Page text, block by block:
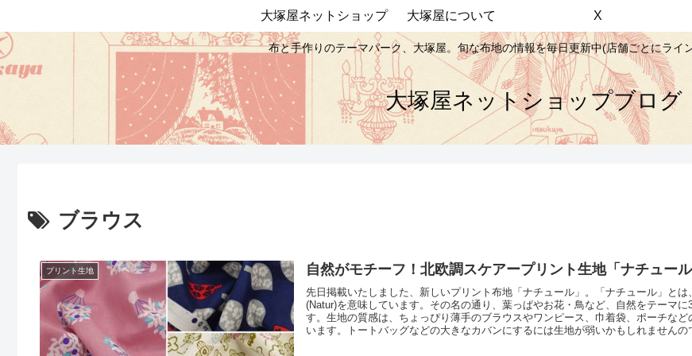
布と手作りのテーマパーク、大塚屋。旬な布地の情報を毎日更新中(店舗ごとにライ
大塚屋ネットショップブログ
大塚屋ネットショップ 大塚屋について X
ブラウス
プリント生地 自然がモチーフ！北欧調スケアープリント生地「ナチュール
先日掲載いたしました、新しいプリント布地「ナチュール」。「ナチュール」とは
(Natur)を意味しています。その名の通り、葉っぱやお花・鳥など、自然をテーマに
す。生地の質感は、ちょっぴり薄手のブラウスやワンピース、巾着袋、ポーチなど
います。トートバッグなどの大きなカバンにするには生地が弱いかもしれませんの